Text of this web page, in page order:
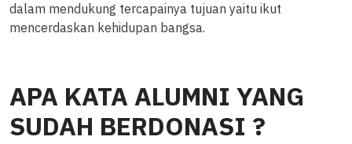
dalam mendukung tercapainya tujuan yaitu ikut
mencerdaskan kehidupan bangsa.
APA KATA ALUMNI YANG
SUDAH BERDONASI ?